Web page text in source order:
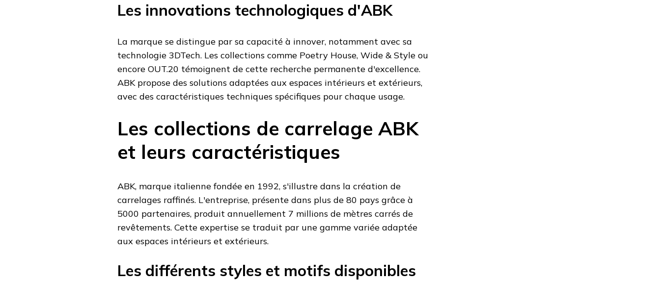
Les innovations technologiques d'ABK
La marque se distingue par sa capacité à innover, notamment avec sa
technologie 3DTech. Les collections comme Poetry House, Wide & Style ou
encore OUT.20 témoignent de cette recherche permanente d'excellence.
ABK propose des solutions adaptées aux espaces intérieurs et extérieurs,
avec des caractéristiques techniques spécifiques pour chaque usage.
Les collections de carrelage ABK
et leurs caractéristiques
ABK, marque italienne fondée en 1992, s'illustre dans la création de
carrelages raffinés. L'entreprise, présente dans plus de 80 pays grâce à
5000 partenaires, produit annuellement 7 millions de mètres carrés de
revêtements. Cette expertise se traduit par une gamme variée adaptée
aux espaces intérieurs et extérieurs.
Les différents styles et motifs disponibles